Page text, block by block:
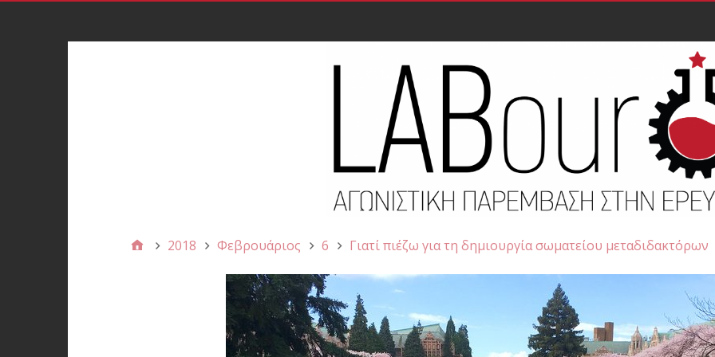
2018 Φεβρουάριος 6 Γιατί πιέζω για τη δημιουργία σωματείου μεταδιδακτόρων